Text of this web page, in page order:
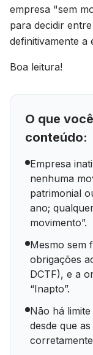
empresa "sem
para decidir
definitivamente a
Boa leitura!
O que
conteúdo:
Empresa
nenhuma
patrimonial
ano;
movimento”.
Mesmo sem
obrigações
DCTF), e a
“Inapto”.
Não há
desde que